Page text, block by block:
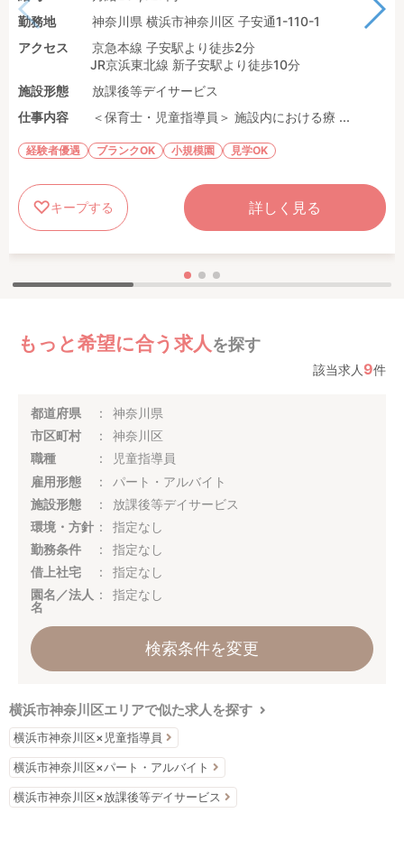
勤務地
神奈川県 横浜市神奈川区 子安通1-110-1
アクセス
京急本線 子安駅より徒歩2分
JR京浜東北線 新子安駅より徒歩10分
施設形態
放課後等デイサービス
仕事内容
＜保育士・児童指導員＞ 施設内における療 ...
経験者優遇 ブランクOK 小規模園 見学OK
キープする 詳しく見る
もっと希望に合う求人 を探す
該当求人 9件
都道府県
神奈川県
市区町村
神奈川区
職種
児童指導員
雇用形態
パート・アルバイト
施設形態
放課後等デイサービス
環境・方針
指定なし
勤務条件
指定なし
借上社宅
指定なし
園名／法人
名
指定なし
検索条件を変更
横浜市神奈川区エリアで似た求人を探す
横浜市神奈川区×児童指導員
横浜市神奈川区×パート・アルバイト
横浜市神奈川区×放課後等デイサービス